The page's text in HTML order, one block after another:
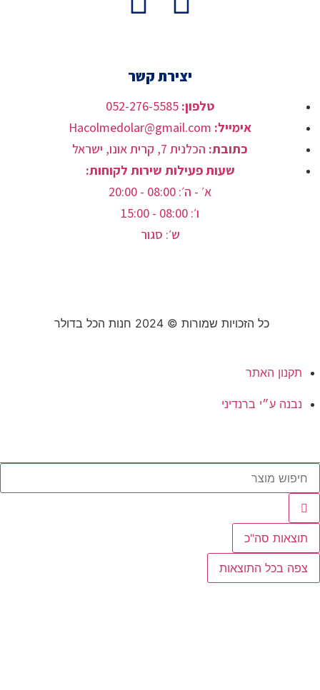
יצירת קשר
טלפון: 052-276-5585⁩
אימייל: Hacolmedolar@gmail.com
כתובת: הכלנית 7, קרית אונו, ישראל
שעות פעילות שירות לקוחות:
א׳ - ה׳: 08:00 - 20:00
ו׳: 08:00 - 15:00
ש׳: סגור
כל הזכויות שמורות © 2024 חנות הכל בדולר
תקנון האתר
נבנה ע״י ברנדיני
תוצאות סה"כ
צפה בכל התוצאות